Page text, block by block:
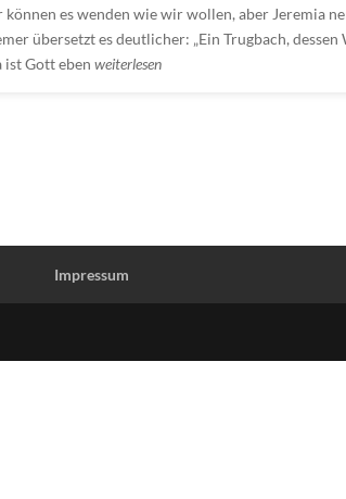
es wenden wie wir wollen, aber Jeremia
übersetzt es deutlicher: „Ein Trugbach, dessen
ist Gott eben weiterlesen
Impressum